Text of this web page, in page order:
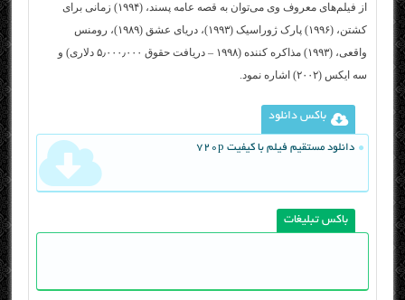
از فیلم‌های معروف وی می‌توان به قصه عامه پسند، (۱۹۹۴) زمانی برای
کشتن، (۱۹۹۶) پارک ژوراسیک (۱۹۹۳)، دریای عشق (۱۹۸۹)، رومنس
واقعی، (۱۹۹۳) مذاکره کننده (۱۹۹۸ – دریافت حقوق ۵٫۰۰۰٫۰۰۰ دلاری) و
سه ایکس (۲۰۰۲) اشاره نمود.
باکس دانلود
دانلود مستقیم فیلم با کیفیت 720p
باکس تبلیغات